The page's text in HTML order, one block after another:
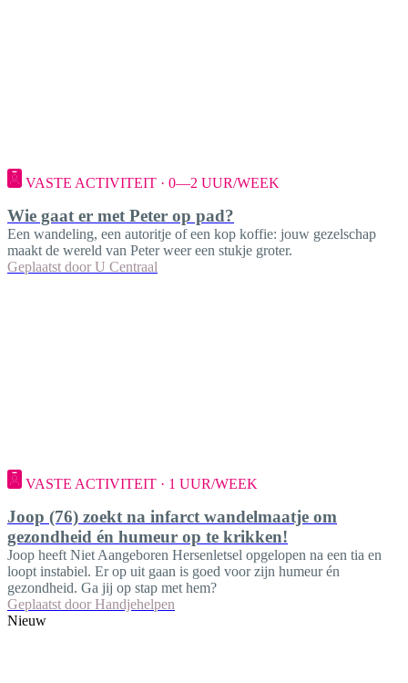
VASTE ACTIVITEIT · 0—2 UUR/WEEK
Wie gaat er met Peter op pad?
Een wandeling, een autoritje of een kop koffie: jouw gezelschap
maakt de wereld van Peter weer een stukje groter.
Geplaatst door U Centraal
VASTE ACTIVITEIT · 1 UUR/WEEK
Joop (76) zoekt na infarct wandelmaatje om
gezondheid én humeur op te krikken!
Joop heeft Niet Aangeboren Hersenletsel opgelopen na een tia en
loopt instabiel. Er op uit gaan is goed voor zijn humeur én
gezondheid. Ga jij op stap met hem?
Geplaatst door Handjehelpen
Nieuw